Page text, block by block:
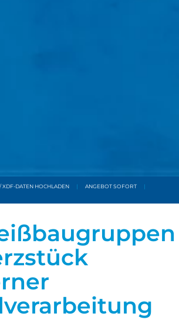
XDF-DATEN HOCHLADEN | ANGEBOT SOFORT
|